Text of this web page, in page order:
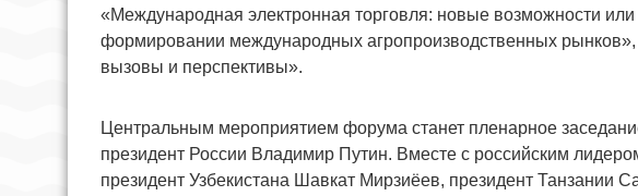
«Международная электронная торговля: новые возможности
формировании международных агропроизводственных
вызовы и перспективы».
Центральным мероприятием форума станет пленарное
президент России Владимир Путин. Вместе с российским
президент Узбекистана Шавкат Мирзиёев, президент Танзании